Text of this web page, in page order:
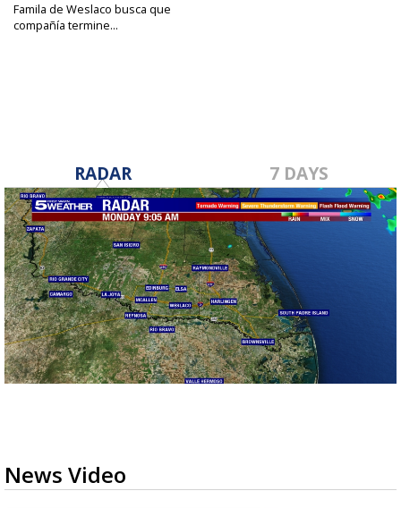
Famila de Weslaco busca que
compañía termine...
RADAR 7 DAYS
News Video